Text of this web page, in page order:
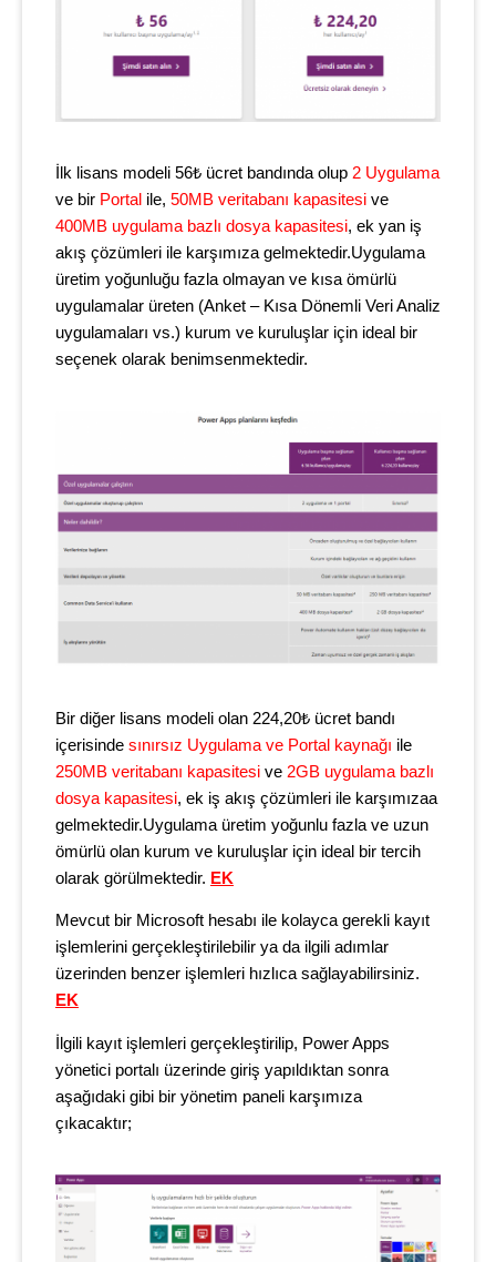
İlk lisans modeli 56₺ ücret bandında olup 2 Uygulama
ve bir Portal ile, 50MB veritabanı kapasitesi ve
400MB uygulama bazlı dosya kapasitesi, ek yan iş
akış çözümleri ile karşımıza gelmektedir.Uygulama
üretim yoğunluğu fazla olmayan ve kısa ömürlü
uygulamalar üreten (Anket – Kısa Dönemli Veri Analiz
uygulamaları vs.) kurum ve kuruluşlar için ideal bir
seçenek olarak benimsenmektedir.
Bir diğer lisans modeli olan 224,20₺ ücret bandı
içerisinde sınırsız Uygulama ve Portal kaynağı ile
250MB veritabanı kapasitesi ve 2GB uygulama bazlı
dosya kapasitesi, ek iş akış çözümleri ile karşımızaa
gelmektedir.Uygulama üretim yoğunlu fazla ve uzun
ömürlü olan kurum ve kuruluşlar için ideal bir tercih
olarak görülmektedir. EK
Mevcut bir Microsoft hesabı ile kolayca gerekli kayıt
işlemlerini gerçekleştirilebilir ya da ilgili adımlar
üzerinden benzer işlemleri hızlıca sağlayabilirsiniz.
EK
İlgili kayıt işlemleri gerçekleştirilip, Power Apps
yönetici portalı üzerinde giriş yapıldıktan sonra
aşağıdaki gibi bir yönetim paneli karşımıza
çıkacaktır;